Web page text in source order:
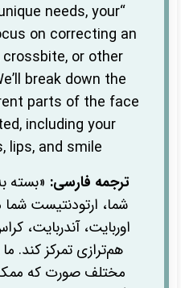
needs, your
on correcting an
or other
break down the
parts of the face
including your
and smile.”
ترجمه فارسی: «بسته
شما، ارتودنتیست
اوربایت، آندربایت،
هم‌ترازی تمرکز کند.
مختلف صورت که